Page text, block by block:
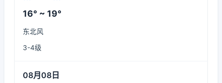
16° ~ 19°
东北风
3-4级
08月08日